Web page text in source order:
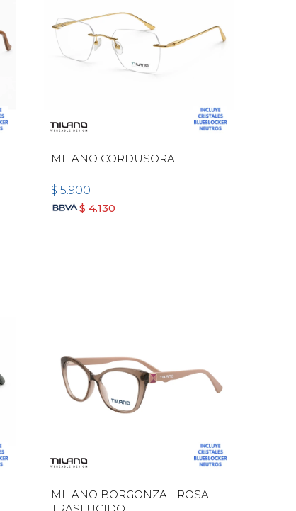
MILANO CORDUSORA
$ 5.900
$ 4.130
MILANO BORGONZA - ROSA
TRASLUCIDO